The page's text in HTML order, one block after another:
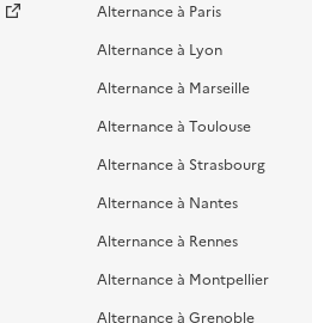
Alternance à Paris
Alternance à Lyon
Alternance à Marseille
Alternance à Toulouse
Alternance à Strasbourg
Alternance à Nantes
Alternance à Rennes
Alternance à Montpellier
Alternance à Grenoble